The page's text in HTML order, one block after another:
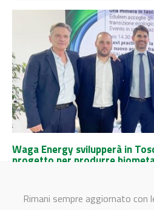
Waga Energy svilupperà in
progetto per produrre
L’unità entrerà in funzione nel
all’anno, equivalenti al consumo
Rimani sempre aggiornato con